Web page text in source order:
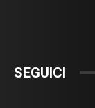
SEGUICI